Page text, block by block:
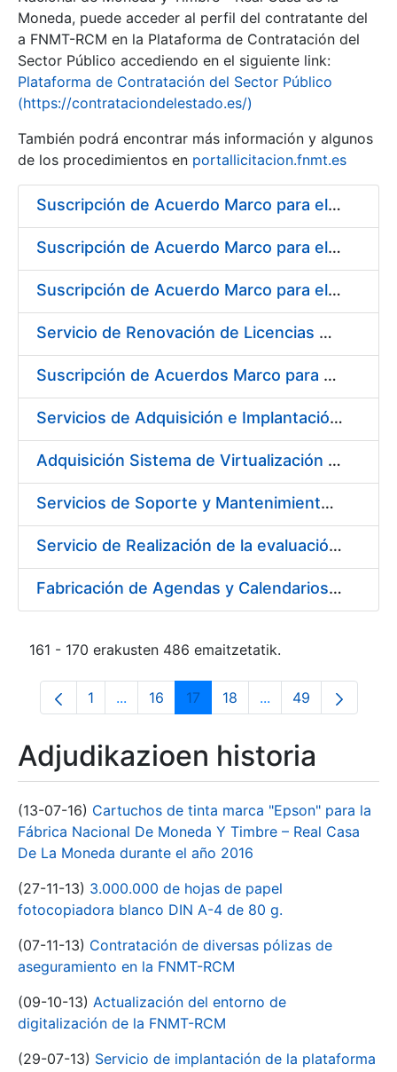
Erakutsi/Ezkutatu
Moneda, puede acceder al perfil del contratante del
a FNMT-RCM en la Plataforma de Contratación del
Sector Público accediendo en el siguiente link:
Plataforma de Contratación del Sector Público
(https://contrataciondelestado.es/)
También podrá encontrar más información y algunos
de los procedimientos en portallicitacion.fnmt.es
Suscripción de Acuerdo Marco para el Suministro de Material de Hierro para la Fábrica de Papel de Seguridad de la FNMT-RCM en Burgos
Suscripción de Acuerdo Marco para el Suministro de Material de Neumática para la Fábrica de Papel de Seguridad de la FNMT-RCM en Burgos
Suscripción de Acuerdo Marco para el Suministro de Material de Acero Inoxidable para la Fábrica de Papel de Seguridad de la FNMT-RCM en Burgos
Servicio de Renovación de Licencias Adobe
Suscripción de Acuerdos Marco para el Suministro de Equipos de Protección Individual (EPI’s)
Servicios de Adquisición e Implantación de un Sistema de Gestión Corporativa e Integrada de la Prevención de Riesgos Laborales
Adquisición Sistema de Virtualización VMWARE CERES
Servicios de Soporte y Mantenimiento de Licencias de Software y Help Desk de la Infraestructura de la Fábrica Nacional de Moneda y Timbre-Real Casa de la Moneda
Servicio de Realización de la evaluación de Riesgos Psicosociales y de salud laboral en los puestos de trabajo de la FNMT-RCM
Fabricación de Agendas y Calendarios para FNMT-RCM
161 - 170 erakusten 486 emaitzetatik.
Orrialdea
1 ...Intermediate Pages Use TAB to navigate.
Orrialdea
16 Orrialdea
17 Orrialdea
18 ...Intermediate
Orrialdea
49
Adjudikazioen historia
(13-07-16) Cartuchos de tinta marca "Epson" para la
Fábrica Nacional De Moneda Y Timbre – Real Casa
De La Moneda durante el año 2016
(27-11-13) 3.000.000 de hojas de papel
fotocopiadora blanco DIN A-4 de 80 g.
(07-11-13) Contratación de diversas pólizas de
aseguramiento en la FNMT-RCM
(09-10-13) Actualización del entorno de
digitalización de la FNMT-RCM
(29-07-13) Servicio de implantación de la plataforma